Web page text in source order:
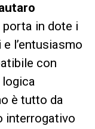
in dote i
l’entusiasmo
con
è tutto da
interrogativo